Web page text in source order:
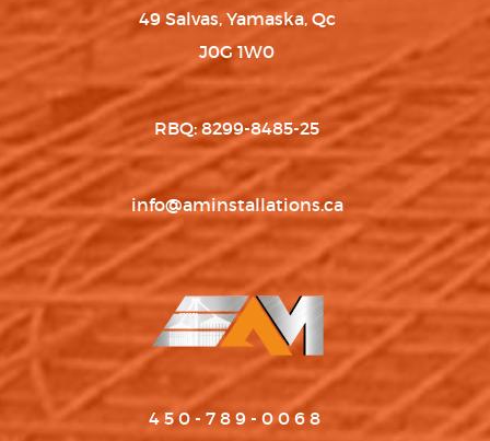
49 Salvas, Yamaska, Qc
J0G 1W0
RBQ: 8299-8485-25
info@aminstallations.ca
450-789-0068